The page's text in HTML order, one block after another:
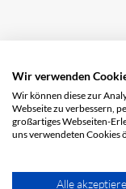
Wir verwenden
Wir können diese zur
Webseite zu verbessern,
großartiges Webseiten-
uns verwendeten Cookies
Alle